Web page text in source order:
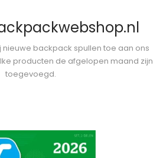
backpack spullen toe aan ons
producten de afgelopen maand zijn
toegevoegd.